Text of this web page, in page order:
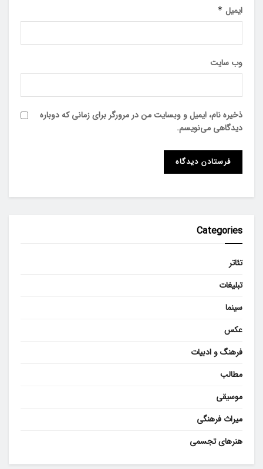
ایمیل *
وب‌ سایت
ذخیره نام، ایمیل و وبسایت من در مرورگر برای زمانی که دوباره
دیدگاهی می‌نویسم.
Categories
تئاتر
تبلیغات
سینما
عکس
فرهنگ و ادبیات
مطالب
موسیقی
میراث فرهنگی
هنرهای تجسمی